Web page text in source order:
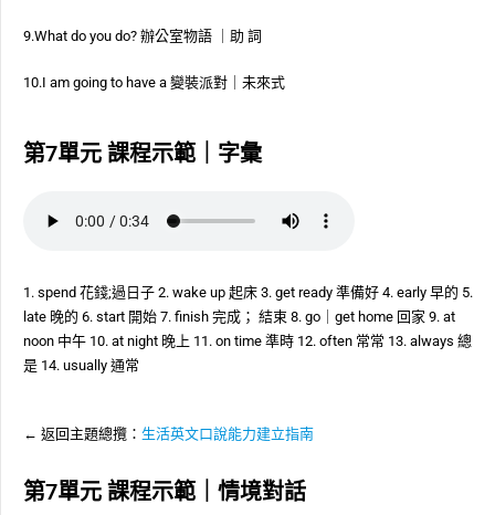
9.What do you do? 辦公室物語 ｜助 詞
10.I am going to have a 變裝派對｜未來式
第7單元 課程示範｜字彙
1. spend 花錢;過日子 2. wake up 起床 3. get ready 準備好 4. early 早的 5.
late 晚的 6. start 開始 7. finish 完成； 結束 8. go｜get home 回家 9. at
noon 中午 10. at night 晚上 11. on time 準時 12. often 常常 13. always 總
是 14. usually 通常
← 返回主題總攬： 生活英文口說能力建立指南
第7單元 課程示範｜情境對話